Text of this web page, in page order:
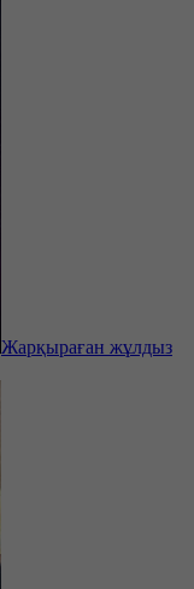
Жарқыраған жұлдыз